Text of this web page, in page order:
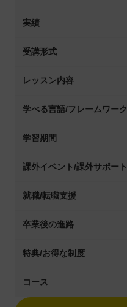
実績
受講形式
レッスン内容
学べる言語/フレームワーク
学習期間
課外イベント/課外サポート
就職/転職支援
卒業後の進路
特典/お得な制度
コース